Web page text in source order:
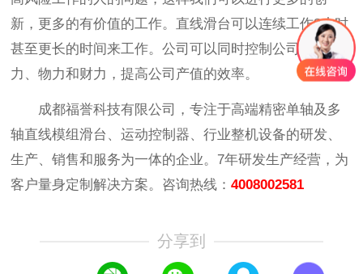
新，更多的有价值的工作。直线滑台可以连续工作8小时
甚至更长的时间来工作。公司可以同时控制公司的人
力、物力和财力，提高公司产值的效率。
成都福誉科技有限公司，专注于高端精密单轴及多
轴直线模组滑台、运动控制器、行业整机设备的研发、
生产、销售和服务为一体的企业。7年研发生产经营，为
客户量身定制解决方案。咨询热线： 4008002581
分享到